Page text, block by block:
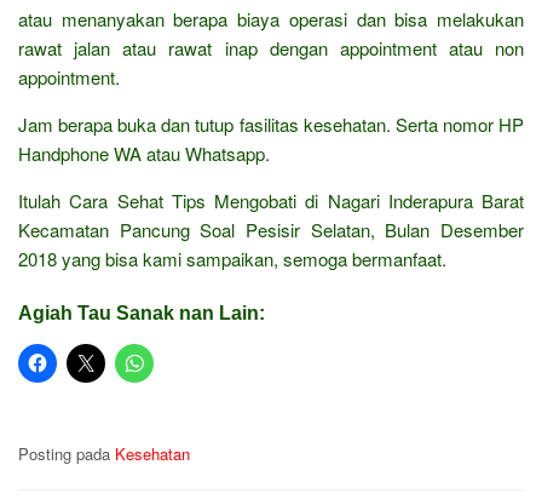
atau menanyakan berapa biaya operasi dan bisa melakukan
rawat jalan atau rawat inap dengan appointment atau non
appointment.
Jam berapa buka dan tutup fasilitas kesehatan. Serta nomor HP
Handphone WA atau Whatsapp.
Itulah Cara Sehat Tips Mengobati di Nagari Inderapura Barat
Kecamatan Pancung Soal Pesisir Selatan, Bulan Desember
2018 yang bisa kami sampaikan, semoga bermanfaat.
Agiah Tau Sanak nan Lain:
Posting pada Kesehatan